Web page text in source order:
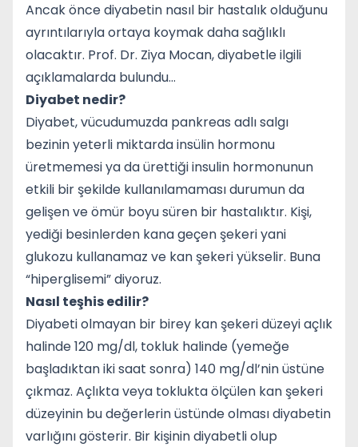
Ancak önce diyabetin nasıl bir hastalık olduğunu
ayrıntılarıyla ortaya koymak daha sağlıklı
olacaktır. Prof. Dr. Ziya Mocan, diyabetle ilgili
açıklamalarda bulundu…
Diyabet nedir?
Diyabet, vücudumuzda pankreas adlı salgı
bezinin yeterli miktarda insülin hormonu
üretmemesi ya da ürettiği insulin hormonunun
etkili bir şekilde kullanılamaması durumun da
gelişen ve ömür boyu süren bir hastalıktır. Kişi,
yediği besinlerden kana geçen şekeri yani
glukozu kullanamaz ve kan şekeri yükselir. Buna
“hiperglisemi” diyoruz.
Nasıl teşhis edilir?
Diyabeti olmayan bir birey kan şekeri düzeyi açlık
halinde 120 mg/dl, tokluk halinde (yemeğe
başladıktan iki saat sonra) 140 mg/dl’nin üstüne
çıkmaz. Açlıkta veya toklukta ölçülen kan şekeri
düzeyinin bu değerlerin üstünde olması diyabetin
varlığını gösterir. Bir kişinin diyabetli olup